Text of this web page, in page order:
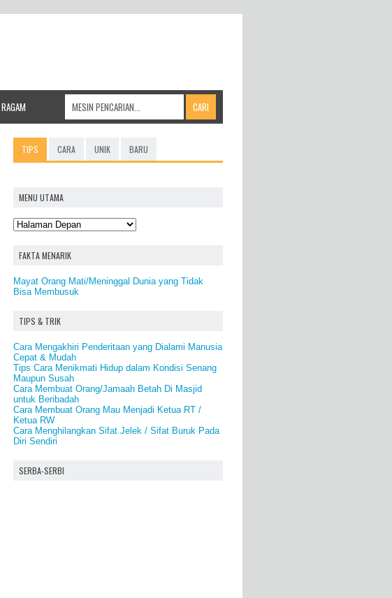
RAGAM
TIPS CARA UNIK BARU
MENU UTAMA
FAKTA MENARIK
Mayat Orang Mati/Meninggal Dunia yang Tidak
Bisa Membusuk
TIPS & TRIK
Cara Mengakhiri Penderitaan yang Dialami Manusia
Cepat & Mudah
Tips Cara Menikmati Hidup dalam Kondisi Senang
Maupun Susah
Cara Membuat Orang/Jamaah Betah Di Masjid
untuk Beribadah
Cara Membuat Orang Mau Menjadi Ketua RT /
Ketua RW
Cara Menghilangkan Sifat Jelek / Sifat Buruk Pada
Diri Sendiri
SERBA-SERBI